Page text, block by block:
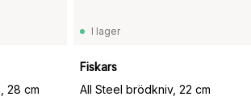
28 cm
I lager
Fiskars
All Steel brödkniv, 22 cm